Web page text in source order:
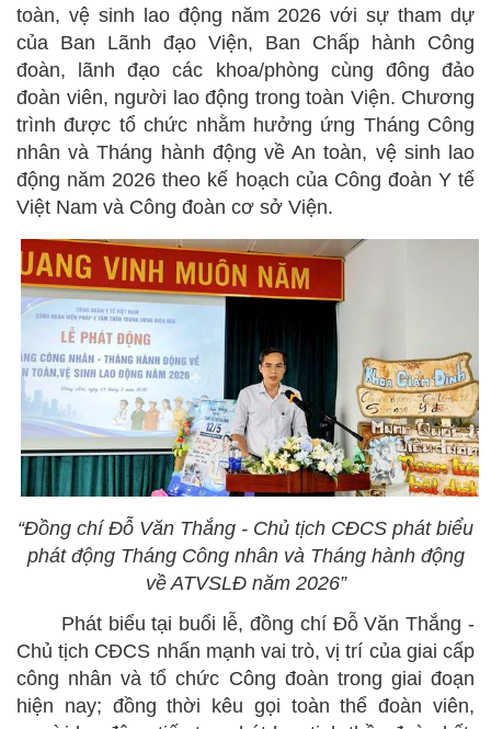
toàn, vệ sinh lao động năm 2026 với sự tham dự
của Ban Lãnh đạo Viện, Ban Chấp hành Công
đoàn, lãnh đạo các khoa/phòng cùng đông đảo
đoàn viên, người lao động trong toàn Viện. Chương
trình được tổ chức nhằm hưởng ứng Tháng Công
nhân và Tháng hành động về An toàn, vệ sinh lao
động năm 2026 theo kế hoạch của Công đoàn Y tế
Việt Nam và Công đoàn cơ sở Viện.
“Đồng chí Đỗ Văn Thắng - Chủ tịch CĐCS phát biểu
phát động Tháng Công nhân và Tháng hành động
về ATVSLĐ năm 2026”
Phát biểu tại buổi lễ, đồng chí Đỗ Văn Thắng -
Chủ tịch CĐCS nhấn mạnh vai trò, vị trí của giai cấp
công nhân và tổ chức Công đoàn trong giai đoạn
hiện nay; đồng thời kêu gọi toàn thể đoàn viên,